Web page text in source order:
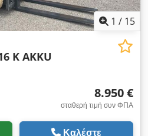
1 / 15
K AKKU
8.950 €
σταθερή τιμή συν ΦΠΑ
Καλέστε